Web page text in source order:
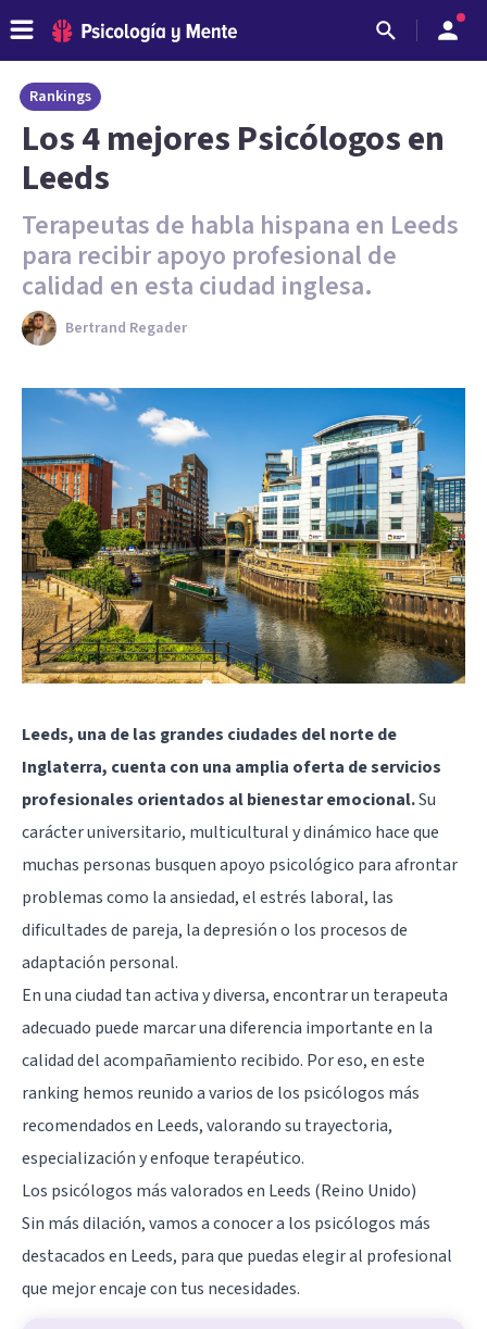
Rankings
Los 4 mejores Psicólogos en
Leeds
Terapeutas de habla hispana en Leeds
para recibir apoyo profesional de
calidad en esta ciudad inglesa.
Bertrand Regader
Leeds, una de las grandes ciudades del norte de
Inglaterra, cuenta con una amplia oferta de servicios
profesionales orientados al bienestar emocional.Su
carácter universitario, multicultural y dinámico hace que
muchas personas busquen apoyo psicológico para afrontar
problemas como la ansiedad, el estrés laboral, las
dificultades de pareja, la depresión o los procesos de
adaptación personal.
En una ciudad tan activa y diversa, encontrar un terapeuta
adecuado puede marcar una diferencia importante en la
calidad del acompañamiento recibido. Por eso, en este
ranking hemos reunido a varios de los psicólogos más
recomendados en Leeds, valorando su trayectoria,
especialización y enfoque terapéutico.
Los psicólogos más valorados en Leeds (Reino Unido)
Sin más dilación, vamos a conocer a los psicólogos más
destacados en Leeds, para que puedas elegir al profesional
que mejor encaje con tus necesidades.